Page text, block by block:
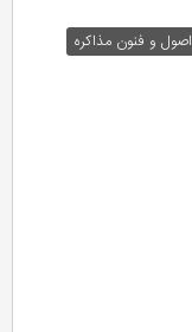
اصول و فنون مذاکره